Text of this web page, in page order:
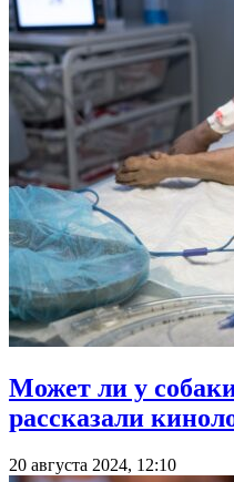
Может ли у
рассказали
20 августа 2024, 12:10